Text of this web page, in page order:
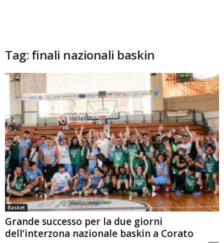
Tag: finali nazionali baskin
Basket
Grande successo per la due giorni
dell’interzona nazionale baskin a Corato
La redazione - 19 Maggio 2026